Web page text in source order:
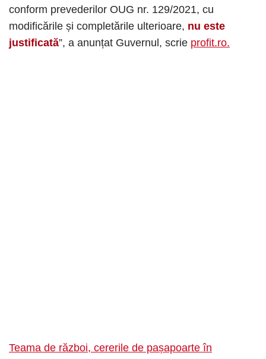
conform prevederilor OUG nr. 129/2021, cu
modificările și completările ulterioare, nu este
justificată”, a anunțat Guvernul, scrie profit.ro.
Teama de război, cererile de pașapoarte în